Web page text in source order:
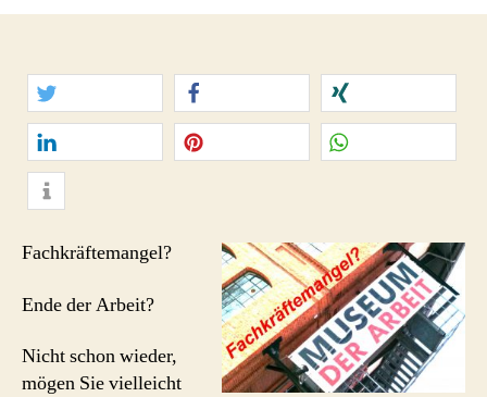
twittern teilen teilen
mitteilen
Fachkräftemangel?
Ende der Arbeit?
Nicht schon wieder,
mögen Sie vielleicht